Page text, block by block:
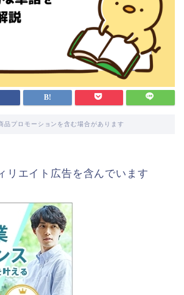
品プロモーションを含む場合があります
リエイト広告を含んでいます